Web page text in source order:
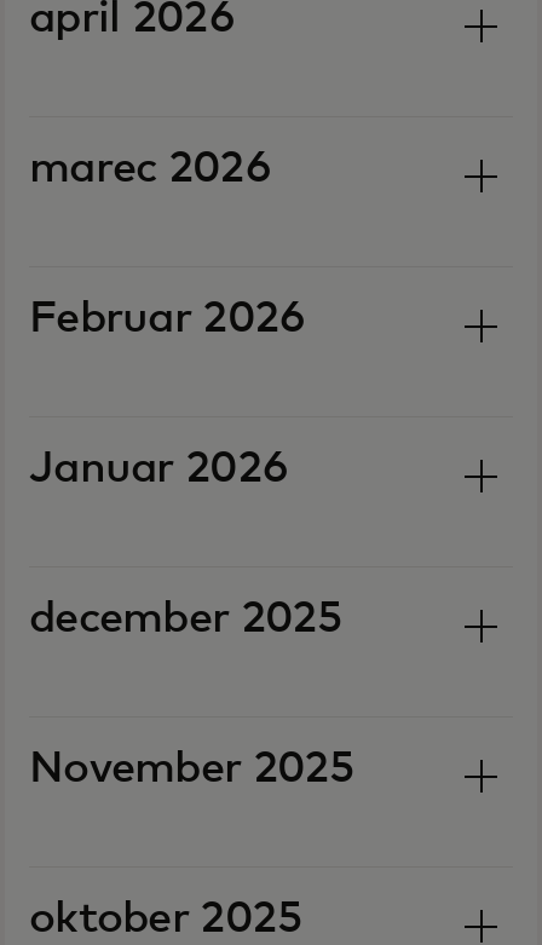
april 2026
marec 2026
Februar 2026
Januar 2026
december 2025
November 2025
oktober 2025